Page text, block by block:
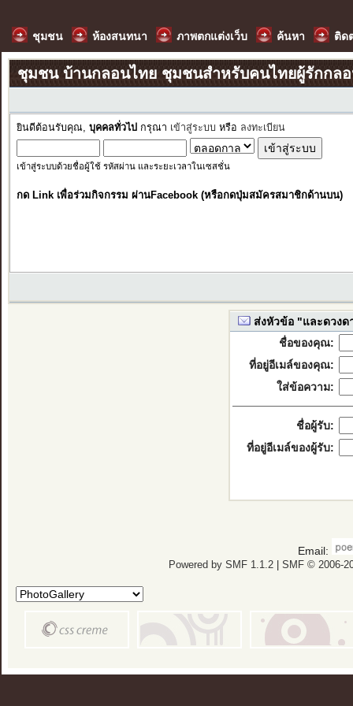
ชุมชน ห้องสนทนา ภาพตกแต่งเว็บ ค้นหา ติด
ชุมชน บ้านกลอนไทย ชุมชนสำหรับคนไทยผู้รักกล
ยินดีต้อนรับคุณ, บุคคลทั่วไป กรุณา เข้าสู่ระบบ หรือ ลงทะเบียน
เข้าสู่ระบบด้วยชื่อผู้ใช้ รหัสผ่าน และระยะเวลาในเซสชั่น
กด Link เพื่อร่วมกิจกรรม ผ่านFacebook (หรือกดปุ่มสมัครสมาชิกด้านบน)
ส่งหัวข้อ "และดวงด
ชื่อของคุณ:
ที่อยู่อีเมล์ของคุณ:
ใส่ข้อความ:
ชื่อผู้รับ:
ที่อยู่อีเมล์ของผู้รับ:
Email:
Powered by SMF 1.1.2| SMF © 2006-